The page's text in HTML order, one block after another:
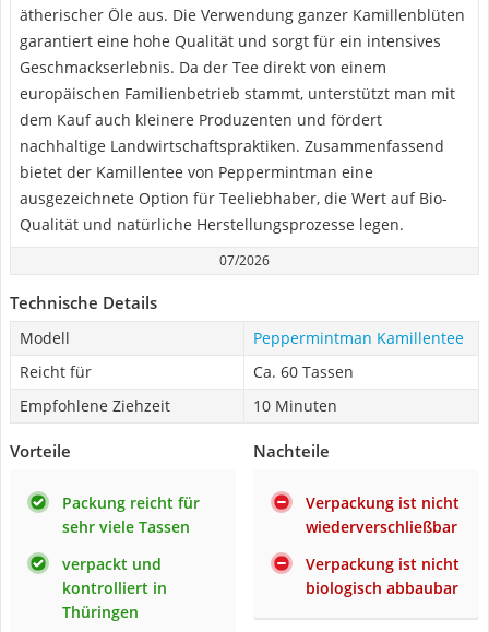
ätherischer Öle aus. Die Verwendung ganzer Kamillenblüten
garantiert eine hohe Qualität und sorgt für ein intensives
Geschmackserlebnis. Da der Tee direkt von einem
europäischen Familienbetrieb stammt, unterstützt man mit
dem Kauf auch kleinere Produzenten und fördert
nachhaltige Landwirtschaftspraktiken. Zusammenfassend
bietet der Kamillentee von Peppermintman eine
ausgezeichnete Option für Teeliebhaber, die Wert auf Bio-
Qualität und natürliche Herstellungsprozesse legen.
07/2026
Technische Details
Modell
Peppermintman Kamillentee
Reicht für
Ca. 60 Tassen
Empfohlene Ziehzeit
10 Minuten
Vorteile
Packung reicht für
sehr viele Tassen
verpackt und
kontrolliert in
Thüringen
Nachteile
Verpackung ist nicht
wiederverschließbar
Verpackung ist nicht
biologisch abbaubar